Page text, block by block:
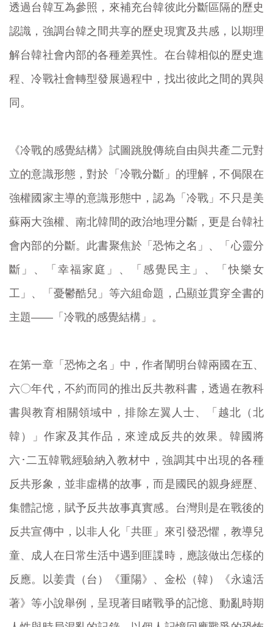
透過台韓互為參照，來補充台韓彼此分斷區隔的歷史
認識，強調台韓之間共享的歷史現實及共感，以期理
解台韓社會內部的各種差異性。在台韓相似的歷史進
程、冷戰社會轉型發展過程中，找出彼此之間的異與
同。
《冷戰的感覺結構》試圖跳脫傳統自由與共產二元對
立的意識形態，對於「冷戰分斷」的理解，不侷限在
強權國家主導的意識形態中，認為「冷戰」不只是美
蘇兩大強權、南北韓間的政治地理分斷，更是台韓社
會內部的分斷。此書聚焦於「恐怖之名」、「心靈分
斷」、「幸福家庭」、「感覺民主」、「快樂女
工」、「憂鬱酷兒」等六組命題，凸顯並貫穿全書的
主題——「冷戰的感覺結構」。
在第一章「恐怖之名」中，作者闡明台韓兩國在五、
六〇年代，不約而同的推出反共教科書，透過在教科
書與教育相關領域中，排除左翼人士、「越北（北
韓）」作家及其作品，來逹成反共的效果。韓國將
六･二五韓戰經驗納入教材中，強調其中出現的各種
反共形象，並非虛構的故事，而是國民的親身經歷、
集體記憶，賦予反共故事真實感。台灣則是在戰後的
反共宣傳中，以非人化「共匪」來引發恐懼，教導兒
童、成人在日常生活中遇到匪諜時，應該做出怎樣的
反應。以姜貴（台）《重陽》、金松（韓）《永遠活
著》等小說舉例，呈現著目睹戰爭的記憶、動亂時期